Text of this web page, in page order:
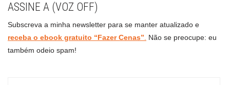
ASSINE A (VOZ OFF)
Subscreva a minha newsletter para se manter atualizado e
receba o ebook gratuito “Fazer Cenas”. Não se preocupe: eu
também odeio spam!